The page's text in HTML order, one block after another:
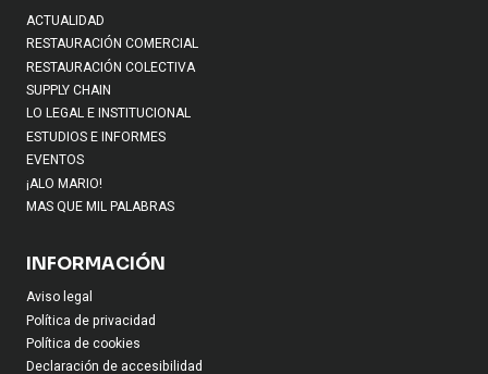
ACTUALIDAD
RESTAURACIÓN COMERCIAL
RESTAURACIÓN COLECTIVA
SUPPLY CHAIN
LO LEGAL E INSTITUCIONAL
ESTUDIOS E INFORMES
EVENTOS
¡ALO MARIO!
MAS QUE MIL PALABRAS
INFORMACIÓN
Aviso legal
Política de privacidad
Política de cookies
Declaración de accesibilidad